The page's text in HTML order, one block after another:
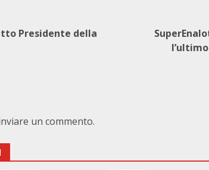
Presidente della
un commento.